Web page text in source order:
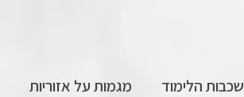
שכבות הלימוד מגמות על אזוריות